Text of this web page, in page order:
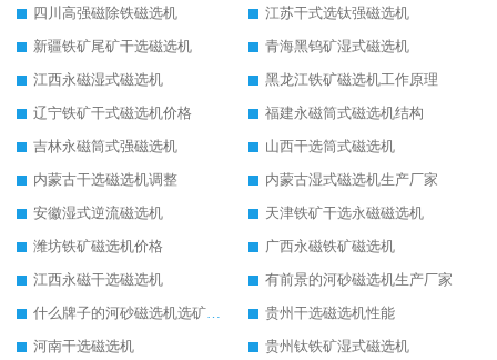
四川高强磁除铁磁选机
江苏干式选钛强磁选机
新疆铁矿尾矿干选磁选机
青海黑钨矿湿式磁选机
江西永磁湿式磁选机
黑龙江铁矿磁选机工作原理
辽宁铁矿干式磁选机价格
福建永磁筒式磁选机结构
吉林永磁筒式强磁选机
山西干选筒式磁选机
内蒙古干选磁选机调整
内蒙古湿式磁选机生产厂家
安徽湿式逆流磁选机
天津铁矿干选永磁磁选机
潍坊铁矿磁选机价格
广西永磁铁矿磁选机
江西永磁干选磁选机
有前景的河砂磁选机生产厂家
什么牌子的河砂磁选机选矿效果好
贵州干选磁选机性能
河南干选磁选机
贵州钛铁矿湿式磁选机